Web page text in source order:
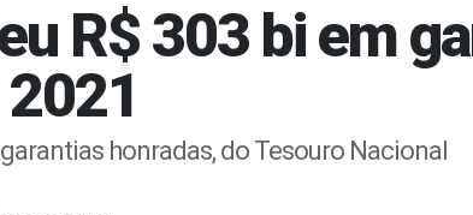
R$ 303 bi em
honradas, do Tesouro Nacional